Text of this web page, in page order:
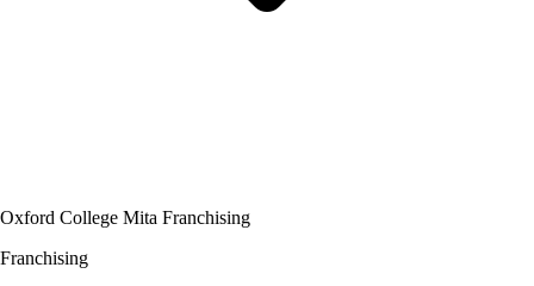
Oxford College Mita Franchising
Franchising